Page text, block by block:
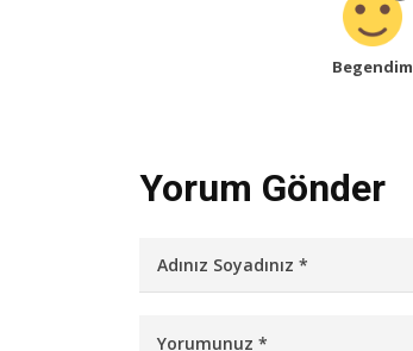
Begendim
Yorum Gönder